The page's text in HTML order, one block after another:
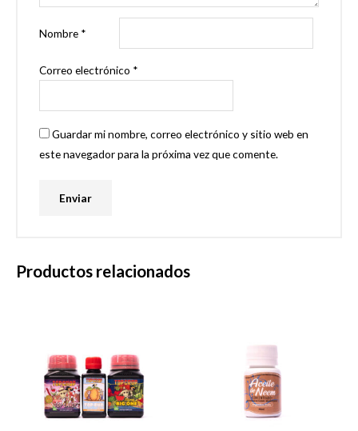
Nombre *
Correo electrónico *
Guardar mi nombre, correo electrónico y sitio web en
este navegador para la próxima vez que comente.
Productos relacionados